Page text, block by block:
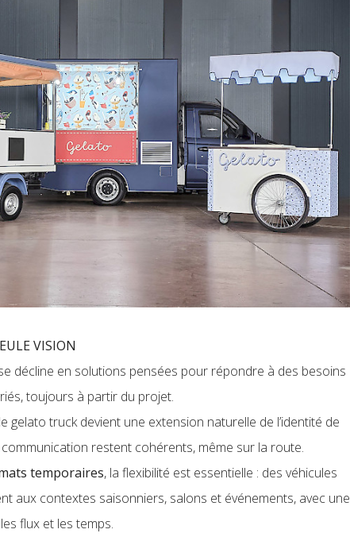
VISION​​
décline en solutions pensées pour répondre à des besoins
toujours à partir du projet.
gelato truck devient une extension naturelle de l’identité de
communication restent cohérents, même sur la route.
temporaires, la flexibilité est essentielle : des véhicules
aux contextes saisonniers, salons et événements, avec une
flux et les temps.